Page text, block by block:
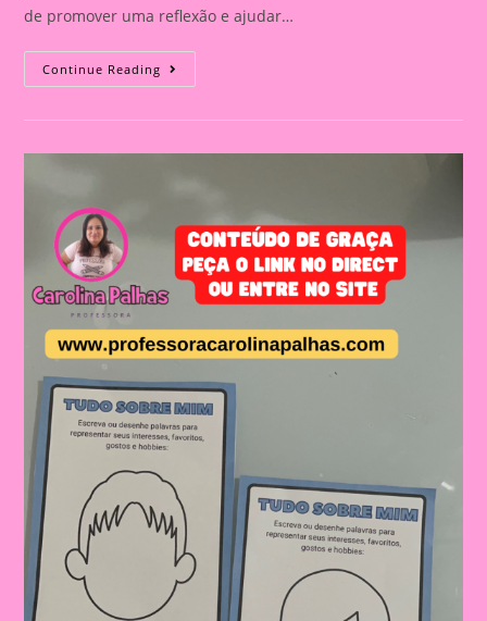
de promover uma reflexão e ajudar…
Continue Reading Atividade
Tudo
Mim